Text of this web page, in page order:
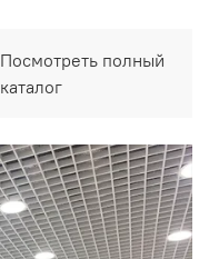
Посмотреть полный
каталог